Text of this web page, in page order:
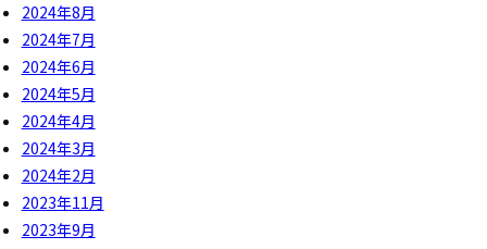
2024年8月
2024年7月
2024年6月
2024年5月
2024年4月
2024年3月
2024年2月
2023年11月
2023年9月